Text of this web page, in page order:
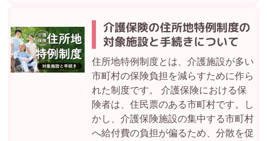
​​介護保険の住所地特例制度の
対象施設と手続きについて
住所地特例制度とは、介護施設が多い
市町村の保険負担を減らすために作ら
れた制度です。 介護保険における保
険者は、住民票のある市町村です。し
かし、介護保険施設の集中する市町村
へ給付費の負担が偏るため、分散を促